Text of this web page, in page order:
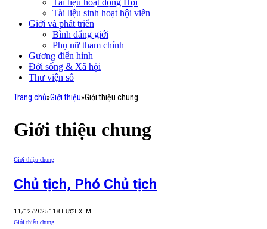
Tài liệu sinh hoạt hội viên
Giới và phát triển
Bình đẳng giới
Phụ nữ tham chính
Gương điển hình
Đời sống & Xã hội
Thư viện số
Trang chủ»Giới thiệu»Giới thiệu chung
Giới thiệu chung
Giới thiệu chung
Chủ tịch, Phó Chủ tịch
11/12/2025118
LƯỢT XEM
Giới thiệu chung